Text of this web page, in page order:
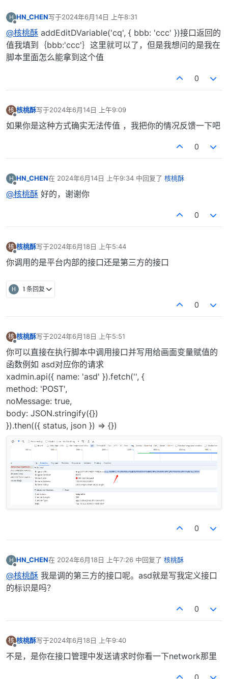
H HN_CHEN写于2024年6月14日 上午8:31
最后由 编辑
@核桃酥 addEditDVariable('cq', { bbb: 'ccc' })接口返回的
值我填到｛bbb:'ccc'｝这里就可以了，但是我想问的是我在
脚本里面怎么能拿到这个值
0
核 核桃酥写于2024年6月14日 上午9:09
最后由 编辑
如果你是这种方式确实无法传值 ，我把你的情况反馈一下吧
0
H HN_CHEN在 2024年6月14日 上午9:34 中回复了 核桃酥
最后由 编辑
@核桃酥 好的，谢谢你
0
核 核桃酥写于2024年6月18日 上午5:44
最后由 编辑
你调用的是平台内部的接口还是第三方的接口
H 1 条回复
0
核 核桃酥写于2024年6月18日 上午5:51
最后由 编辑
你可以直接在执行脚本中调用接口并写用给画面变量赋值的
函数例如 asd对应你的请求
xadmin.api({ name: 'asd' }).fetch('', {
method: 'POST',
noMessage: true,
body: JSON.stringify({})
}).then(({ status, json }) => {})
0
H HN_CHEN在 2024年6月18日 上午7:26 中回复了 核桃酥
最后由 编辑
@核桃酥 我是调的第三方的接口呢。asd就是写我定义接口
的标识是吗？
0
核 核桃酥写于2024年6月18日 上午9:40
最后由 编辑
不是，是你在接口管理中发送请求时你看一下network那里